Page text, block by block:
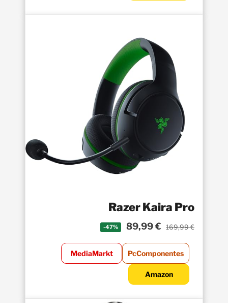
Razer Kaira Pro
-47% 89,99 € 169,99 €
MediaMarkt PcComponentes
Amazon